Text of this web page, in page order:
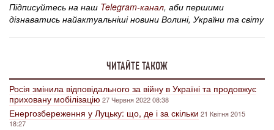
Підписуйтесь на наш Telegram-канал, аби першими
дізнаватись найактуальніші новини Волині, України та світу
ЧИТАЙТЕ ТАКОЖ
Росія змінила відповідального за війну в Україні та продовжує
приховану мобілізацію27 Червня 2022 08:38
Енергозбереження у Луцьку: що, де і за скільки 21 Квітня 2015
18:27